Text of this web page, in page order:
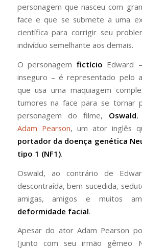
personagem que nasceu com
face e que se submete a uma
científica para corrigir seu
indivíduo semelhante aos demais.
O personagem fictício Edward
inseguro – é representado pelo
que usa uma maquiagem
tumores na face para se tornar
personagem do filme, Oswald,
Adam Pearson, um ator inglês
portador da doença genética
tipo 1 (NF1).
Oswald, ao contrário de
descontraída, bem-sucedida,
amigas, amigos e muitos
deformidade facial.
Apesar do ator Adam Pearson
(junto com seu irmão gêmeo